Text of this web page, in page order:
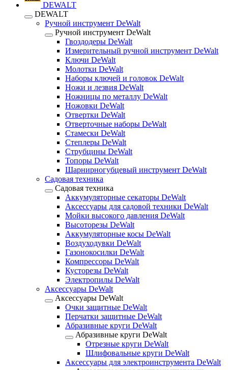
DEWALT
DEWALT
Ручной инструмент DeWalt
Ручной инструмент DeWalt
Гвоздодеры DeWalt
Измерительный ручной инструмент DeWalt
Ключи DeWalt
Молотки DeWalt
Наборы ключей и головок DeWalt
Ножи и лезвия DeWalt
Ножницы по металлу DeWalt
Ножовки DeWalt
Отвертки DeWalt
Отверточные наборы DeWalt
Стамески DeWalt
Степлеры DeWalt
Струбцины DeWalt
Топоры DeWalt
Шарнирногубцевый инструмент DeWalt
Садовая техника
Садовая техника
Аккумуляторные секаторы DeWalt
Аксессуары для садовой техники DeWalt
Мойки высокого давления DeWalt
Высоторезы DeWalt
Аккумуляторные косы DeWalt
Воздуходувки DeWalt
Газонокосилки DeWalt
Компрессоры DeWalt
Кусторезы DeWalt
Электропилы DeWalt
Аксессуары DeWalt
Аксессуары DeWalt
Очки защитные DeWalt
Перчатки защитные DeWalt
Абразивные круги DeWalt
Абразивные круги DeWalt
Отрезные круги DeWalt
Шлифовальные круги DeWalt
Аксессуары для электроинструмента DeWalt